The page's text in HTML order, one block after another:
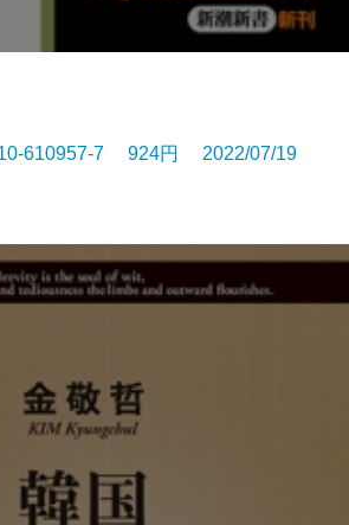
610957-7 924円 2022/07/19